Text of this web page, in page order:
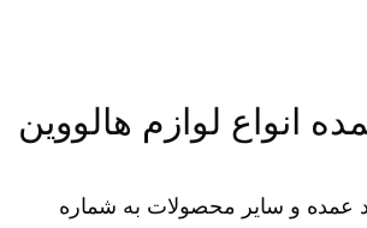
لوازم هالووین
و سایر محصولات به شماره